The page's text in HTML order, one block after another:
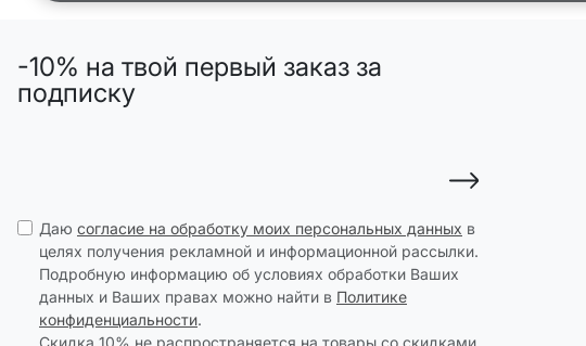
-10% на твой первый заказ за
подписку
Даю согласие на обработку моих персональных данных в
целях получения рекламной и информационной рассылки.
Подробную информацию об условиях обработки Ваших
данных и Ваших правах можно найти в Политике
конфиденциальности.
Скидка 10% не распространяется на товары со скидками